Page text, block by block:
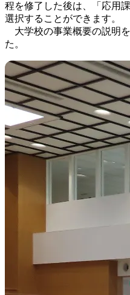
程を修了した後は、「応用
選択することができます。
大学校の事業概要の説明
た。